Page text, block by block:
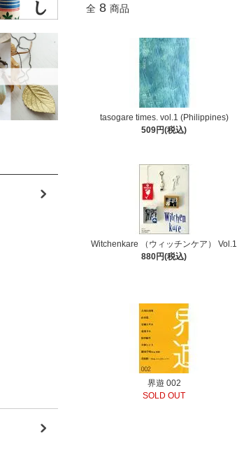
全 8 商品
tasogare times. vol.1 (Philippines)
509円(税込)
Witchenkare （ウィッチンケア） Vol.1
880円(税込)
界遊 002
SOLD OUT